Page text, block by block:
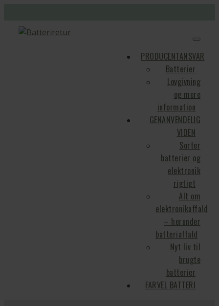
PRODUCENTANSVAR
Batterier
Lovgivning
og mere
information
GENANVENDELIG
VIDEN
Sorter
batterier og
elektronik
rigtigt
Alt om
elektronikaffald
– herunder
batteriaffald
Nyt liv til
brugte
batterier
FARVEL BATTERI